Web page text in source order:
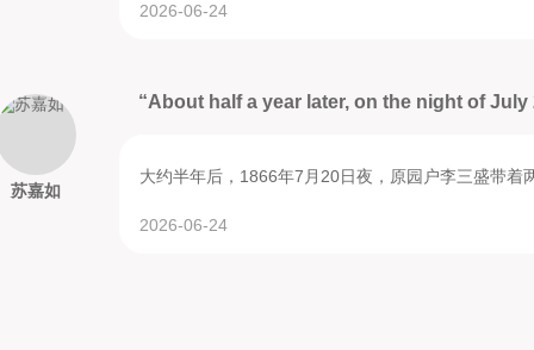
2026-06-24
苏嘉如
“About half a year later, on the night of July
大约半年后，1866年7月20日夜，原园户李三盛带
2026-06-24